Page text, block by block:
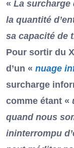
« La surcharge
la quantité
sa capacité de
Pour sortir du
d’un « nuage
surcharge
comme étant «
quand nous
ininterrompu